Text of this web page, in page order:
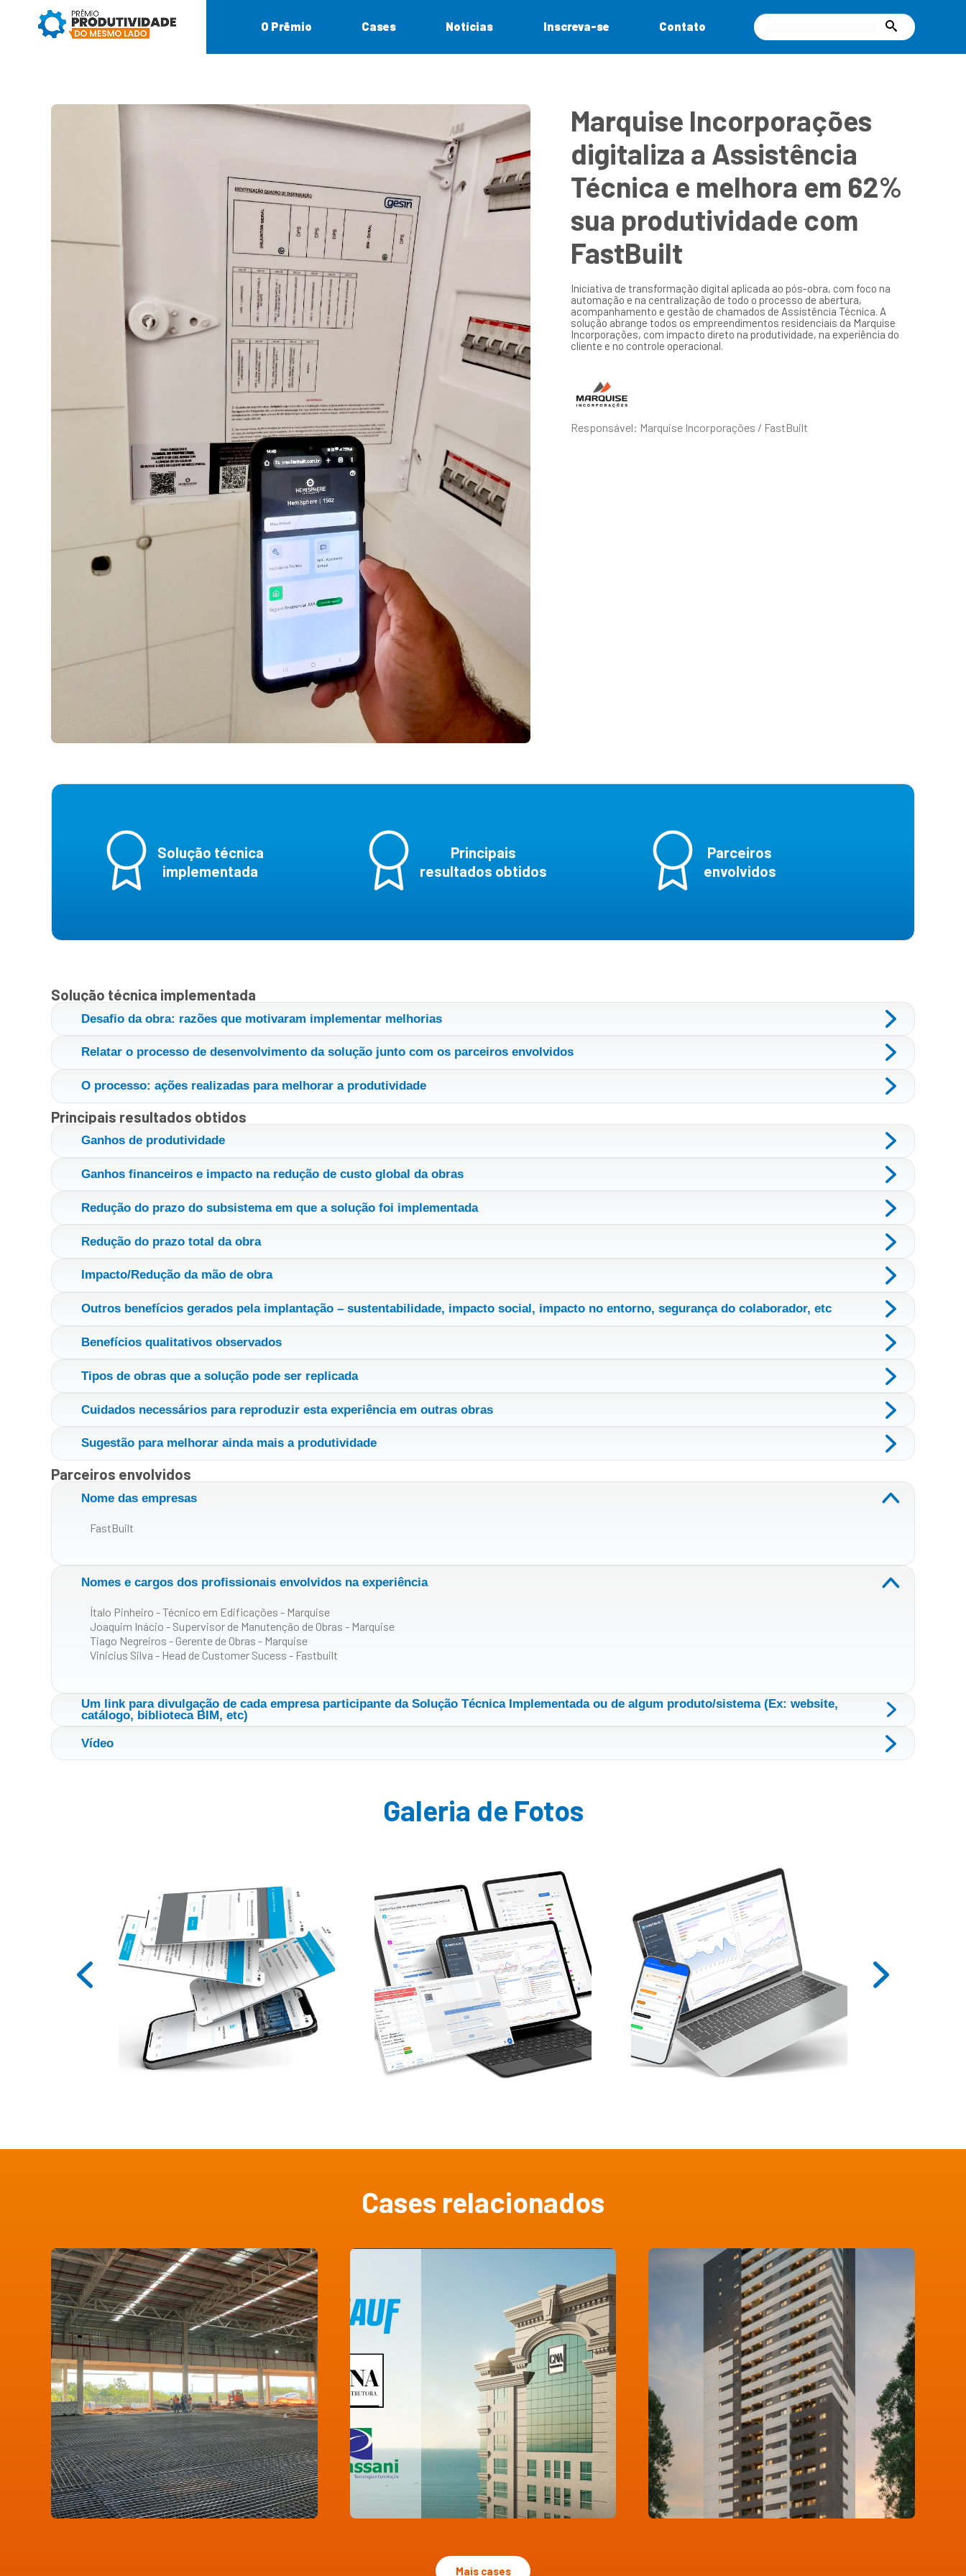
O Prêmio Cases Notícias Inscreva-se Contato
Marquise Incorporações
digitaliza a Assistência
Técnica e melhora em 62%
sua produtividade com
FastBuilt
Iniciativa de transformação digital aplicada ao pós-obra, com foco na
automação e na centralização de todo o processo de abertura,
acompanhamento e gestão de chamados de Assistência Técnica. A
solução abrange todos os empreendimentos residenciais da Marquise
Incorporações, com impacto direto na produtividade, na experiência do
cliente e no controle operacional.
Responsável: Marquise Incorporações / FastBuilt
Solução técnica
implementada
Principais
resultados obtidos
Parceiros
envolvidos
Solução técnica implementada
Desafio da obra: razões que motivaram implementar melhorias
Relatar o processo de desenvolvimento da solução junto com os parceiros envolvidos
O processo: ações realizadas para melhorar a produtividade
Principais resultados obtidos
Ganhos de produtividade
Ganhos financeiros e impacto na redução de custo global da obras
Redução do prazo do subsistema em que a solução foi implementada
Redução do prazo total da obra
Impacto/Redução da mão de obra
Outros benefícios gerados pela implantação – sustentabilidade, impacto social, impacto no entorno, segurança do colaborador, etc
Benefícios qualitativos observados
Tipos de obras que a solução pode ser replicada
Cuidados necessários para reproduzir esta experiência em outras obras
Sugestão para melhorar ainda mais a produtividade
Parceiros envolvidos
Nome das empresas
FastBuilt
Nomes e cargos dos profissionais envolvidos na experiência
Ítalo Pinheiro - Técnico em Edificações - Marquise
Joaquim Inácio - Supervisor de Manutenção de Obras - Marquise
Tiago Negreiros - Gerente de Obras - Marquise
Vinicius Silva - Head de Customer Sucess - Fastbuilt
Um link para divulgação de cada empresa participante da Solução Técnica Implementada ou de algum produto/sistema (Ex: website,
catálogo, biblioteca BIM, etc)
Vídeo
Galeria de Fotos
Cases relacionados
Mais cases